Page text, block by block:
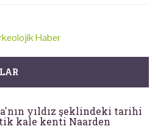
yıldız şeklindeki tarihi
kale kenti Naarden